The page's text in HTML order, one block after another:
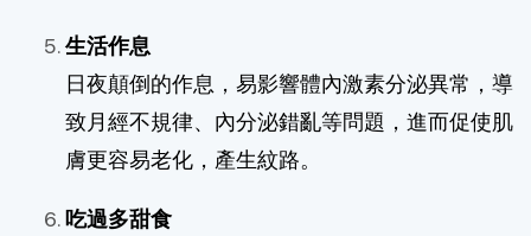
生活作息
日夜顛倒的作息，易影響體內激素分泌異常，導
致月經不規律、內分泌錯亂等問題，進而促使肌
膚更容易老化，產生紋路。
吃過多甜食